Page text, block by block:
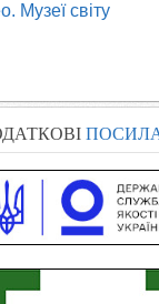
Музеї світу